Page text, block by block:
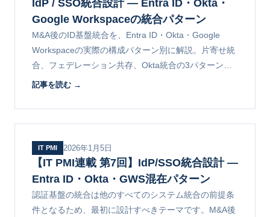
IdP / SSO統合設計 ― Entra ID・Okta・
Google Workspaceの統合パターン
M&A後のID基盤統合を、Entra ID・Okta・Google
Workspaceの実際の構成パターン別に解説。片寄せ統
合、フェデレーション共存、Okta統合の3パターンの
選び方と移行手順をまとめます。
記事を読む →
IT PMI 2026年1月5日
【IT PMI連載 第7回】IdP/SSO統合設計 ―
Entra ID・Okta・GWS混在パターン
認証基盤の統合は他のすべてのシステム統合の前提条
件となるため、最初に設計すべきテーマです。M&A後